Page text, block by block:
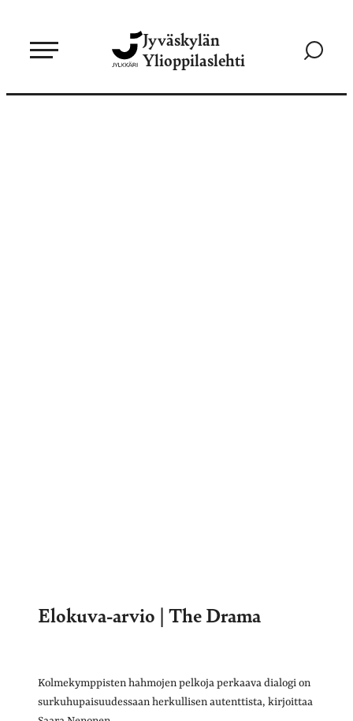
sisältöön
Jyväskylän
Ylioppilaslehti
Siirry
Elokuva-arvio | The Drama
Kolmekymppisten hahmojen pelkoja perkaava dialogi on
surkuhupaisuudessaan herkullisen autenttista, kirjoittaa